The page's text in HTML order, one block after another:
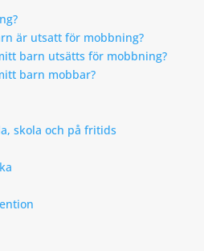
är utsatt för mobbning?
barn utsätts för mobbning?
barn mobbar?
skola och på fritids